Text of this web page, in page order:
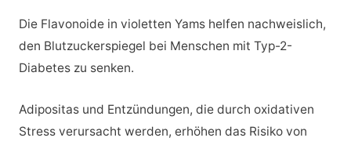
Die Flavonoide in violetten Yams helfen nachweislich,
den Blutzuckerspiegel bei Menschen mit Typ-2-
Diabetes zu senken.
Adipositas und Entzündungen, die durch oxidativen
Stress verursacht werden, erhöhen das Risiko von